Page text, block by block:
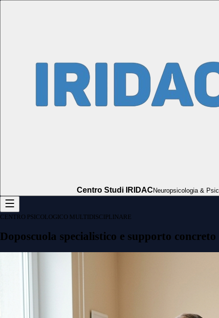
Centro Studi IRIDAC Neuropsicologia &
CENTRO PSICOLOGICO MULTIDISCIPLINARE
Doposcuola specialistico e supporto concreto